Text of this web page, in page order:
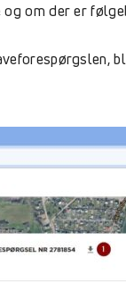
om der er